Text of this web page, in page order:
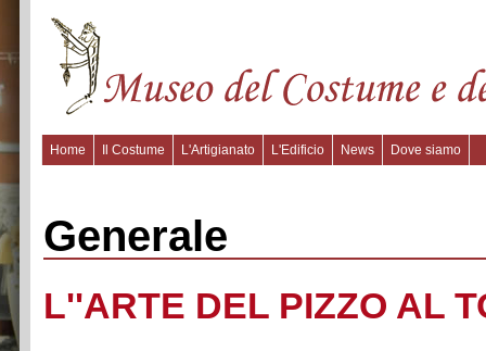
Home Il Costume L'Artigianato L'Edificio News Dove siamo
Generale
L''ARTE DEL PIZZO AL